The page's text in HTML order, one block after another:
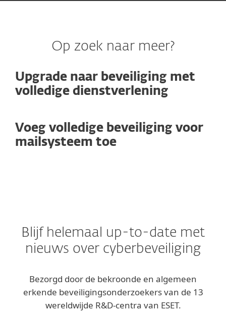
Op zoek naar meer?
Upgrade naar beveiliging met
volledige dienstverlening
Voeg volledige beveiliging voor
mailsysteem toe
Blijf helemaal up-to-date met
nieuws over cyberbeveiliging
Bezorgd door de bekroonde en algemeen
erkende beveiligingsonderzoekers van de 13
wereldwijde R&D-centra van ESET.